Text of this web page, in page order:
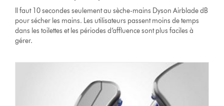
Il faut 10 secondes seulement au sèche-mains Dyson Airblade dB
pour sécher les mains. Les utilisateurs passent moins de temps
dans les toilettes et les périodes d’affluence sont plus faciles à
gérer.